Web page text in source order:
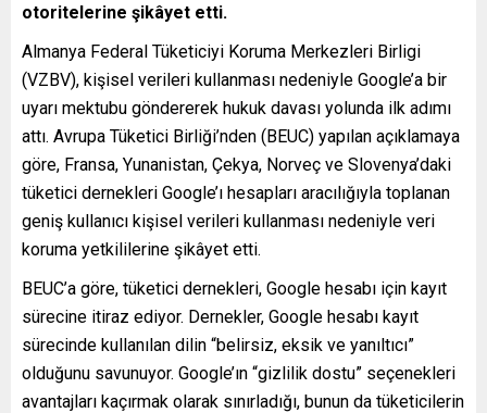
otoritelerine şikâyet etti.
Almanya Federal Tüketiciyi Koruma Merkezleri Birligi
(VZBV), kişisel verileri kullanması nedeniyle Google’a bir
uyarı mektubu göndererek hukuk davası yolunda ilk adımı
attı. Avrupa Tüketici Birliği’nden (BEUC) yapılan açıklamaya
göre, Fransa, Yunanistan, Çekya, Norveç ve Slovenya’daki
tüketici dernekleri Google’ı hesapları aracılığıyla toplanan
geniş kullanıcı kişisel verileri kullanması nedeniyle veri
koruma yetkililerine şikâyet etti.
BEUC’a göre, tüketici dernekleri, Google hesabı için kayıt
sürecine itiraz ediyor. Dernekler, Google hesabı kayıt
sürecinde kullanılan dilin “belirsiz, eksik ve yanıltıcı”
olduğunu savunuyor. Google’ın “gizlilik dostu” seçenekleri
avantajları kaçırmak olarak sınırladığı, bunun da tüketicilerin